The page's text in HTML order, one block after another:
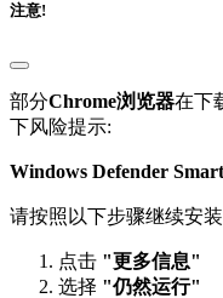
注意!
部分Chrome浏览器在下
下风险提示:
Windows Defender
请按照以下步骤继续安
点击 "更多信息"
选择 "仍然运行"